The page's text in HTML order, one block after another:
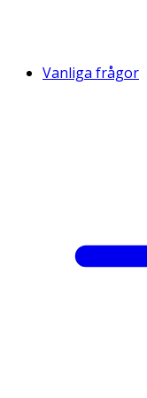
Vanliga frågor